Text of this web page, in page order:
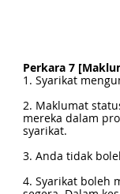
Perkara 7
1. Syarikat
2. Maklumat
mereka dalam
syarikat.
3. Anda tidak
4. Syarikat boleh